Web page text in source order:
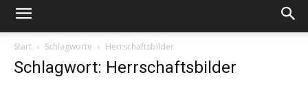
Start Schlagworte Herrschaftsbilder
Schlagwort: Herrschaftsbilder